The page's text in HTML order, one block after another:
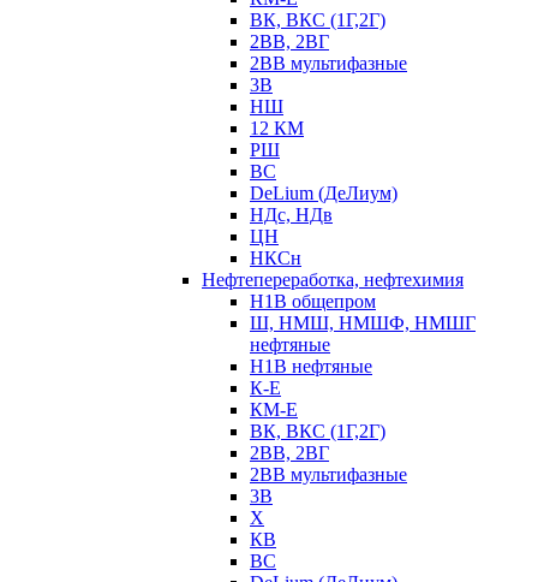
ВК, ВКС (1Г,2Г)
2ВВ, 2ВГ
2ВВ мультифазные
3В
НШ
12 КМ
РШ
ВС
DeLium (ДеЛиум)
НДс, НДв
ЦН
НКСн
Нефтепереработка, нефтехимия
Н1В общепром
Ш, НМШ, НМШФ, НМШГ
нефтяные
Н1В нефтяные
К-Е
КМ-Е
ВК, ВКС (1Г,2Г)
2ВВ, 2ВГ
2ВВ мультифазные
3В
Х
КВ
ВС